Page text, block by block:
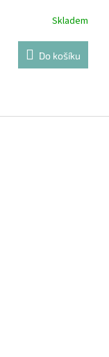
Skladem
Do košíku